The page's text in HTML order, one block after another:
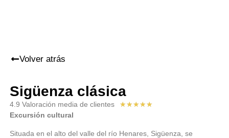
Volver atrás
Sigüenza clásica
4.9 Valoración media de clientes ★★★★★
Excursión cultural
Situada en el alto del valle del río Henares, Sigüenza, se